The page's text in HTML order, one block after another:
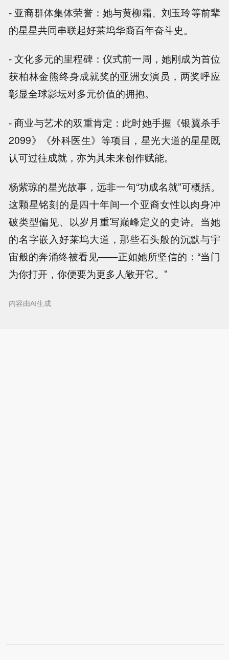
- 亚裔群体集体荣誉：她与黄柳霜、刘玉玲等前辈
的星星共同串联起好莱坞华裔百年奋斗史。
- 文化多元的里程碑：仪式前一周，她刚成为首位
获柏林金熊终身成就奖的亚洲女演员，两奖呼应
彰显全球影坛对多元价值的拥抱。
- 商业与艺术的双重肯定：此时她手握《银翼杀手
2099》《外科医生》等项目，星光大道的星星既
认可过往成就，亦为其未来创作赋能。
杨紫琼的星光故事，远非一句“功成名就”可概括。
这颗星铭刻的是四十年间一个亚裔女性以肉身冲
破类型偏见、以岁月重写巅峰定义的史诗。当她
的名字嵌入好莱坞大道，那些石头般的沉默与宇
宙般的奔涌终被看见——正如她所坚信的：“当门
为你打开，你便要为更多人敞开它。”
内容由AI生成